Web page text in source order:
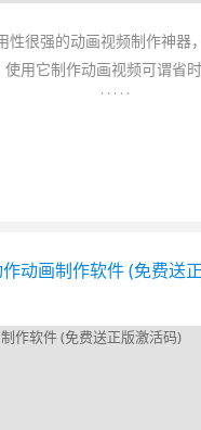
性很强的动画视频制作神器
用它制作动画视频可谓省时
、广告片、营销动画、趣
合国人需求，
资源也
. . . . .
动画制作软件 (免费送